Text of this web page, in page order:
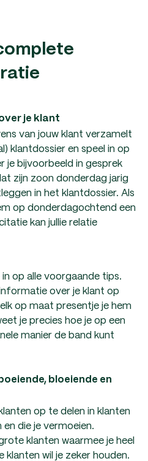
je klant
van jouw klant verzamelt
klantdossier en speel in op
je bijvoorbeeld in gesprek
zijn zoon donderdag jarig
in het klantdossier. Als
op donderdagochtend een
kan jullie relatie
op alle voorgaande tips.
over je klant op
op maat presentje je hem
je precies hoe je op een
manier de band kunt
bloeiende en
op te delen in klanten
die je vermoeien.
klanten waarmee je heel
wil je zeker houden.